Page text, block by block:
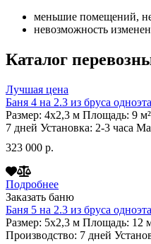
меньшие помещений,
невозможность
Каталог
Лучшая цена
Баня 4 на 2.3 из бруса
Размер: 4х2,3 м Площадь: 9 м²
7 дней Установка: 2-3 часа
323 000 р.
Подробнее
Заказать баню
Баня 5 на 2.3 из бруса
Размер: 5х2,3 м Площадь: 12
Производство: 7 дней